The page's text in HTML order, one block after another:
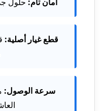
قطع غيار أصلية:
سرعة الوصول: